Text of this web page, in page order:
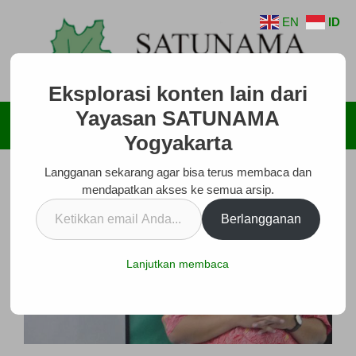
Menu
EN ID
Eksplorasi konten lain dari
Yayasan SATUNAMA
Yogyakarta
Langganan sekarang agar bisa terus membaca dan
mendapatkan akses ke semua arsip.
Ketikkan
email
Berlangganan
Lanjutkan membaca